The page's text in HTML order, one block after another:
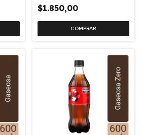
$1.850,00